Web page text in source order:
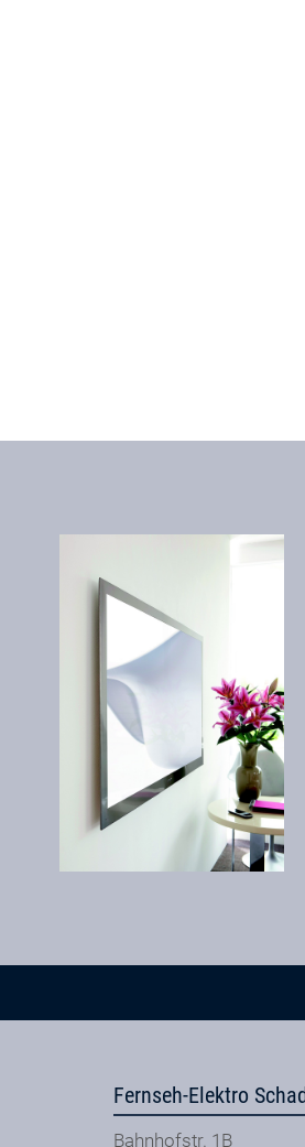
Fernseh-Elektro
Bahnhofstr. 1B